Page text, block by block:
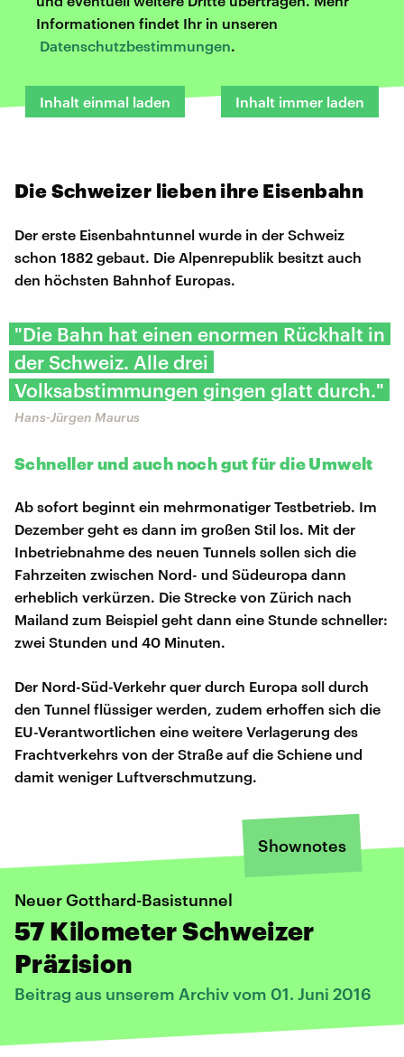
Informationen findet Ihr in unseren
Datenschutzbestimmungen.
Inhalt einmal laden Inhalt immer laden
Die Schweizer lieben ihre Eisenbahn
Der erste Eisenbahntunnel wurde in der Schweiz
schon 1882 gebaut. Die Alpenrepublik besitzt auch
den höchsten Bahnhof Europas.
"Die Bahn hat einen enormen Rückhalt in
der Schweiz. Alle drei
Volksabstimmungen gingen glatt durch."
Hans-Jürgen Maurus
Schneller und auch noch gut für die Umwelt
Ab sofort beginnt ein mehrmonatiger Testbetrieb. Im
Dezember geht es dann im großen Stil los. Mit der
Inbetriebnahme des neuen Tunnels sollen sich die
Fahrzeiten zwischen Nord- und Südeuropa dann
erheblich verkürzen. Die Strecke von Zürich nach
Mailand zum Beispiel geht dann eine Stunde schneller:
zwei Stunden und 40 Minuten.
Der Nord-Süd-Verkehr quer durch Europa soll durch
den Tunnel flüssiger werden, zudem erhoffen sich die
EU-Verantwortlichen eine weitere Verlagerung des
Frachtverkehrs von der Straße auf die Schiene und
damit weniger Luftverschmutzung.
Shownotes
Neuer Gotthard-Basistunnel
57 Kilometer Schweizer
Präzision
Beitrag aus unserem Archiv vom 01. Juni 2016